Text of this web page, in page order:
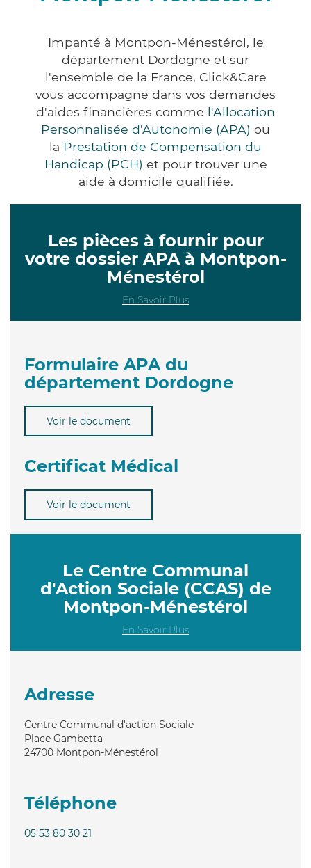
Impanté à Montpon-Ménestérol, le
département Dordogne et sur
l'ensemble de la France, Click&Care
vous accompagne dans vos demandes
d'aides financières comme l'Allocation
Personnalisée d'Autonomie (APA) ou
la Prestation de Compensation du
Handicap (PCH) et pour trouver une
aide à domicile qualifiée.
Les pièces à fournir pour
votre dossier APA à Montpon-
Ménestérol
En Savoir Plus
Formulaire APA du
département Dordogne
Voir le document
Certificat Médical
Voir le document
Le Centre Communal
d'Action Sociale (CCAS) de
Montpon-Ménestérol
En Savoir Plus
Adresse
Centre Communal d'action Sociale
Place Gambetta
24700 Montpon-Ménestérol
Téléphone
05 53 80 30 21